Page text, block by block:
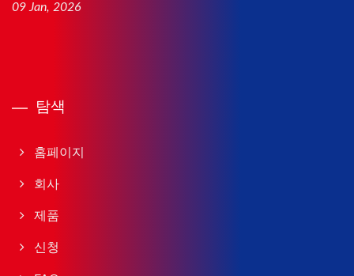
09 Jan, 2026
탐색
홈페이지
회사
제품
신청